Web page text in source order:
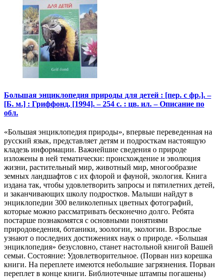
Большая энциклопедия природы для детей : [пер. с фр.]. –
[Б. м.] : Гриффонд, [1994]. – 254 с. : цв. ил. – Описание по
обл.
«Большая энциклопедия природы», впервые переведенная на
русский язык, представляет детям и подросткам настоящую
кладезь информации. Важнейшие сведения о природе
изложены в ней тематически: происхождение и эволюция
жизни, растительный мир, животный мир, многообразие
земных ландшафтов с их флорой и фауной, экология. Книга
издана так, чтобы удовлетворить запросы и пятилетних детей,
и заканчивающих школу подростков. Малыши найдут в
энциклопедии 300 великолепных цветных фотографий,
которые можно рассматривать бесконечно долго. Ребята
постарше познакомятся с основными понятиями
природоведения, ботаники, зоологии, экологии. Взрослые
узнают о последних достижениях наук о природе. «Большая
энциклопедия» безусловно, станет настольной книгой Вашей
семьи. Состояние: Удовлетворительное. (Порван низ корешка
книги. На переплете имеются небольшие загрязнения. Порван
переплет в конце книги. Библиотечные штампы погашены)